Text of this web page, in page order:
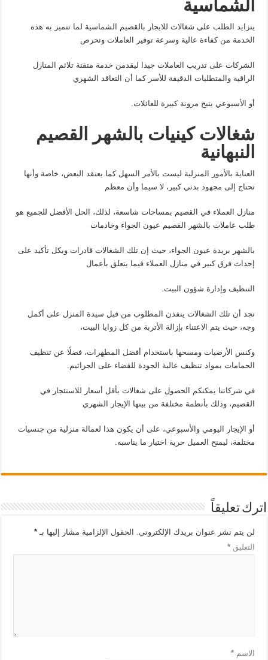
الشماسية
يتزايد الطلب على شغالات للايجار بالقصيم الشماسية لما تتميز به هذه
الخدمة من كفاءة عالية وسرعة توفير العاملات وتحرص
الشركات على تدريب العاملات جيدا ليقدمن خدمة متقنة تلائم المنازل
الراقية والمتطلبات الدقيقة للأسر كما أن التعاقد الشهري
أو الأسبوعي يتيح مرونة كبيرة للعائلات.
شغالات كينيات بالشهر القصيم
النبهانية
العناية بالأمور المنزلية ليست بالأمر السهل كما يعتقد البعض، خاصة وأنها
تحتاج إلى مجهود بدني كبير، لا سيما وأن معظم
منازل العملاء في القصيم بمساحات شاسعة، لذلك، الحل الأفضل للجميع هو
طلب عاملات بالشهر القصيم عيون الجواء وخادمات
بالشهر بريدة عيون الجواء، حيث إن تلك الشغالات قادرات وبكل تأكيد على
إحداث فرق كبير في منازل العملاء فيما يتعلق بأعمال
التنظيف وإدارة شؤون البيت.
نجد أن تلك الشغالات ينفذن المطلوب من قبل سيدة المنزل على أكمل
وجه، حيث يتم الاعتناء بإزالة الأتربة من كل زوايا البيت،
وكنس الأرضيات ومسحها باستخدام أفضل المطهرات، فضلًا عن تنظيف
الحمامات بمواد تنظيف عالية الجودة للقضاء على الجراثيم.
في شركاتنا يمكنكم الحصول على شغالات بأقل أسعار للاستئجار في
القصيم، وذلك بأنظمة مختلفة من بينها الإيجار الشهري
أو الإيجار اليومي والأسبوعي، على أن يكون هذا لعمالة منزلية من جنسيات
مختلفة، ليمنح العميل حرية اختيار ما يناسبه.
اترك تعليقاً
لن يتم نشر عنوان بريدك الإلكتروني. الحقول الإلزامية مشار إليها بـ*
التعليق*
الاسم*